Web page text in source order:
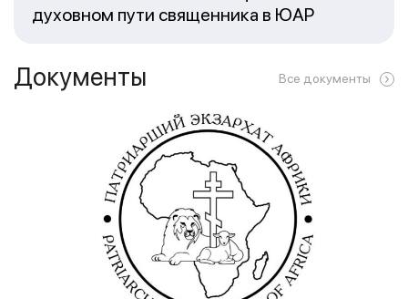
духовном пути священника в ЮАР
Документы Все документы